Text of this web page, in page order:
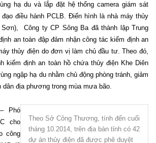
hạ du và lắp đặt hệ thống camera giám sát
điều hành PCLB. Điển hình là nhà máy thủy
Sơn), Công ty CP Sông Ba đã thành lập Trung
an toàn đập đảm nhận công tác kiểm định an
thủy điện do đơn vị làm chủ đầu tư. Theo đó,
kiểm định an toàn hồ chứa thủy điện Khe Diên
ngập hạ du nhằm chủ động phòng tránh, giảm
dân địa phương trong mùa mưa bão.
Theo Sở Công Thương, tính đến cuối
tháng 10.2014, trên địa bàn tỉnh có 42
dự án thủy điện đã được phê duyệt
Phó
cho
công